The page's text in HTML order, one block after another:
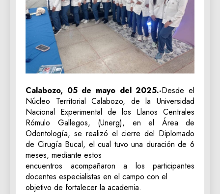
Calabozo, 05 de mayo del 2025.-Desde el
Núcleo Territorial Calabozo, de la Universidad
Nacional Experimental de los Llanos Centrales
Rómulo Gallegos, (Unerg), en el Área de
Odontología, se realizó el cierre del Diplomado
de Cirugía Bucal, el cual tuvo una duración de 6
meses, mediante estos
encuentros acompañaron a los participantes
docentes especialistas en el campo con el
objetivo de fortalecer la academia.